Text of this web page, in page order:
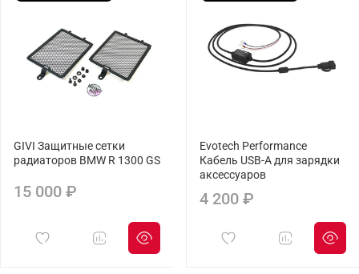
GIVI Защитные сетки
радиаторов BMW R 1300 GS
15 000 ₽
Evotech Performance
Кабель USB-A для зарядки
аксессуаров
4 200 ₽